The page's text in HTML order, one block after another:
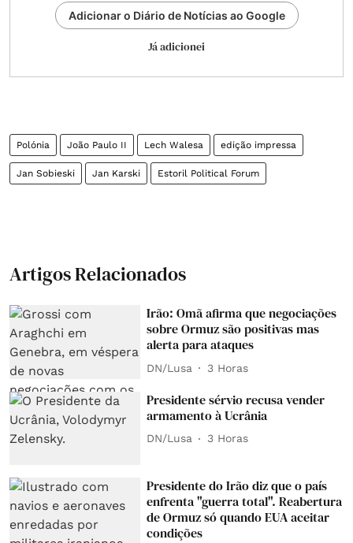
Adicionar o Diário de Notícias ao Google
Já adicionei
Polónia João Paulo II Lech Walesa edição impressa
Jan Sobieski Jan Karski Estoril Political Forum
Artigos Relacionados
Irão: Omã afirma que negociações
sobre Ormuz são positivas mas
alerta para ataques
DN/Lusa 3 Horas
Presidente sérvio recusa vender
armamento à Ucrânia
DN/Lusa 3 Horas
Presidente do Irão diz que o país
enfrenta "guerra total". Reabertura
de Ormuz só quando EUA aceitar
condições